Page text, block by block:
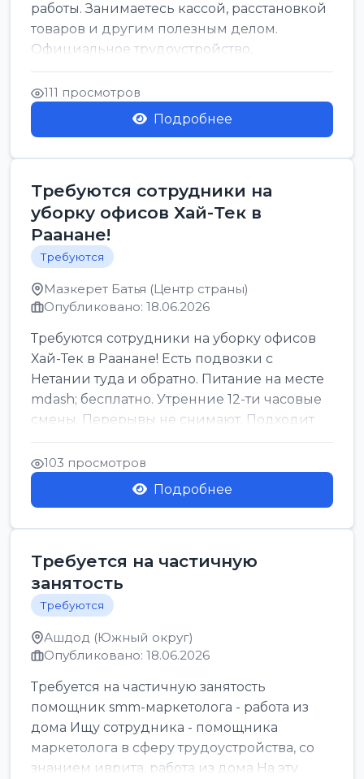
работы. Занимаетесь кассой, расстановкой
товаров и другим полезным делом.
Официальное трудоустройство,
стабильная зарплата от ...
111 просмотров
Подробнее
Требуются сотрудники на
уборку офисов Хай-Тек в
Раанане!
Требуются
Мазкерет Батья (Центр страны)
Опубликовано: 18.06.2026
Требуются сотрудники на уборку офисов
Хай-Тек в Раанане! Есть подвозки с
Нетании туда и обратно. Питание на месте
mdash; бесплатно. Утренние 12-ти часовые
смены. Перерывы не снимают. Подходит
для всех...
103 просмотров
Подробнее
Требуется на частичную
занятость
Требуются
Ашдод (Южный округ)
Опубликовано: 18.06.2026
Требуется на частичную занятость
помощник smm-маркетолога - работа из
дома Ищу сотрудника - помощника
маркетолога в сферу трудоустройства, со
знанием иврита, работа из дома На эту